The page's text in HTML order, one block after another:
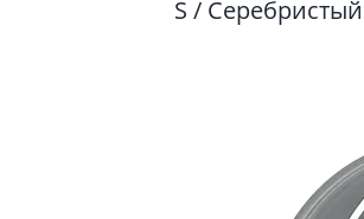
S / Серебристый